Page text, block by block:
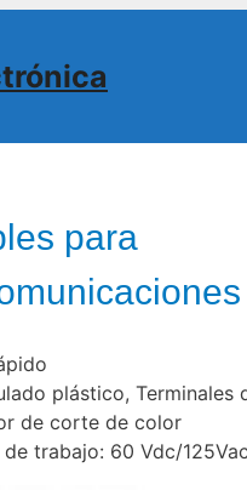
para
plástico, Terminales
de corte de color
de trabajo: 60 Vdc/125Vac